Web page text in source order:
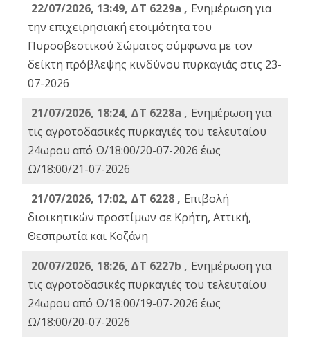
22/07/2026, 13:49, ΔΤ 6229a , Ενημέρωση για
την επιχειρησιακή ετοιμότητα του
Πυροσβεστικού Σώματος σύμφωνα με τον
δείκτη πρόβλεψης κινδύνου πυρκαγιάς στις 23-
07-2026
21/07/2026, 18:24, ΔΤ 6228a , Ενημέρωση για
τις αγροτοδασικές πυρκαγιές του τελευταίου
24ωρου από Ω/18:00/20-07-2026 έως
Ω/18:00/21-07-2026
21/07/2026, 17:02, ΔΤ 6228 , Επιβολή
διοικητικών προστίμων σε Κρήτη, Αττική,
Θεσπρωτία και Κοζάνη
20/07/2026, 18:26, ΔΤ 6227b , Ενημέρωση για
τις αγροτοδασικές πυρκαγιές του τελευταίου
24ωρου από Ω/18:00/19-07-2026 έως
Ω/18:00/20-07-2026